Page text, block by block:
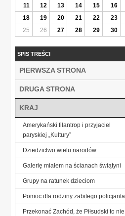
11
12 13 14 15 16
18
19 20 21 22 23
25
26 27 28 29 30
SPIS TREŚCI
PIERWSZA STRONA
DRUGA STRONA
KRAJ
Amerykański filantrop i przyjaciel
paryskiej „Kultury”
Dziedzictwo wielu narodów
Galerię miałem na ścianach świątyni
Grupy na ratunek dzieciom
Pomoc dla rodziny zabitego policjanta
Przekonać Zachód, że Piłsudski to nie